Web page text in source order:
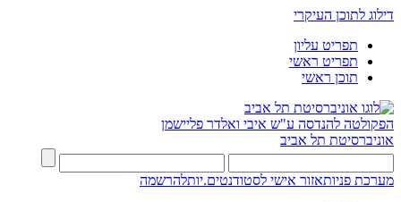
דילוג לתוכן העיקרי
תפריט עליון
תפריט ראשי
תוכן ראשי
הפקולטה להנדסה ע"ש איבי ואלדר פליישמן
אוניברסיטת תל אביב
מערכת פניותאזור אישי לסטודנטים.יותלהרשמה